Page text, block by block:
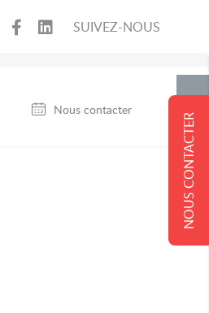
SUIVEZ-NOUS
NOUS CONTACTER
Nous contacter